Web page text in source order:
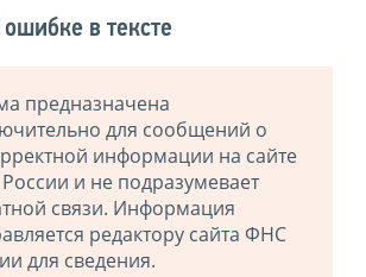
в тексте
предназначена
для сообщений о
информации на сайте
и не подразумевает
связи. Информация
редактору сайта ФНС
для сведения.